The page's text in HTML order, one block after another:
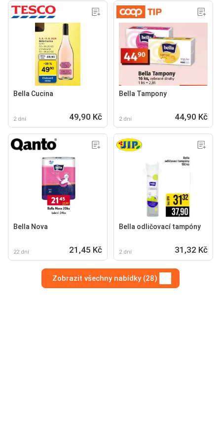
Bella Cucina
2 dní 49,90 Kč
Bella Tampony
2 dní 44,90 Kč
Bella Nova
22 dní 21,45 Kč
Bella odličovací tampóny
2 dní 31,32 Kč
Zobrazit všechny nabídky (28)